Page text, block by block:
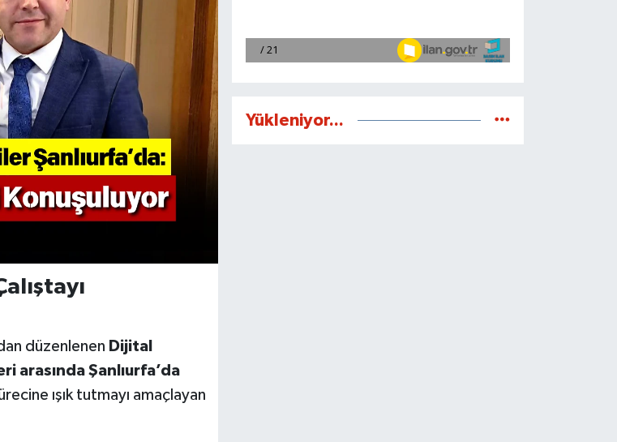
düzenlenen Dijital
arasında Şanlıurfa’da
ışık tutmayı amaçlayan
Yükleniyor...